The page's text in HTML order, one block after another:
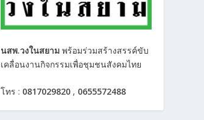
นสพ.วงในสยาม พร้อมร่วมสร้างสรรค์ขับ
เคลื่อนงานกิจกรรมเพื่อชุมชนสังคมไทย
โทร : 0817029820 , 0655572488